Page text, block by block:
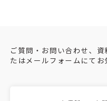
ご質問・お問い合わせ、
たはメールフォームにてお